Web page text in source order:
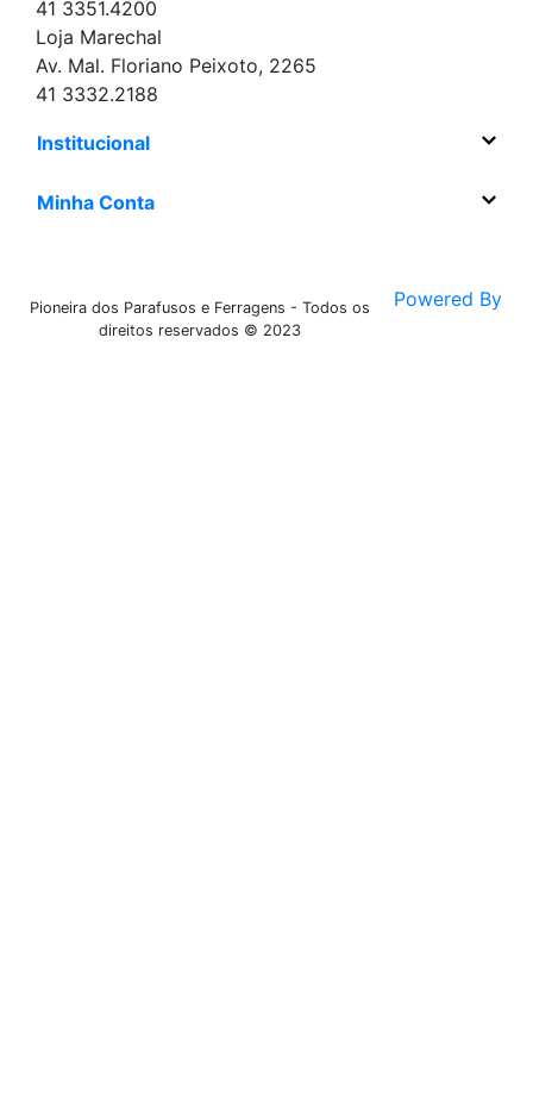
41 3351.4200
Loja Marechal
Av. Mal. Floriano Peixoto, 2265
41 3332.2188
Institucional
Minha Conta
Pioneira dos Parafusos e Ferragens - Todos os
direitos reservados © 2023
Powered By